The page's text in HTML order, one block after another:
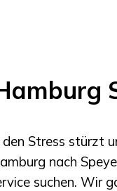
Stress stürzt
nach
suchen. Wir